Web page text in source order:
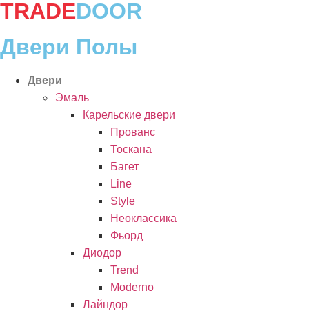
Перейти
содержимому
TRADEDOOR
Двери Полы
Двери
Эмаль
Карельские двери
Прованc
Тоскана
Багет
Line
Style
Неоклассика
Фьорд
Диодор
Trend
Moderno
Лайндор